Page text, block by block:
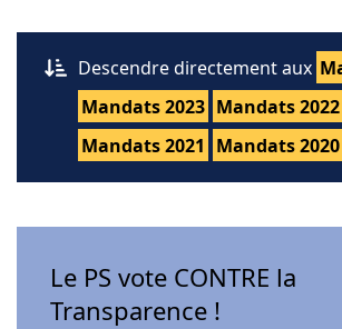
Descendre directement aux
Mandats 2023 Mandats 2022
Mandats 2021 Mandats 2020
Le PS vote CONTRE la
Transparence !